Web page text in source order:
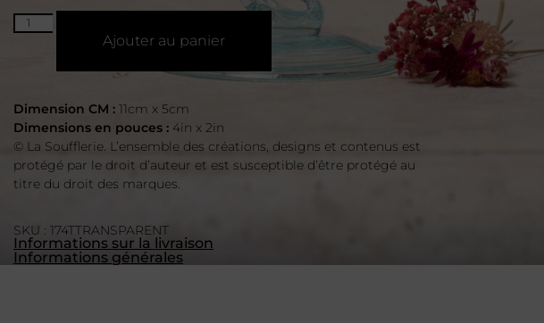
Ajouter au panier
Dimension CM : 11cm x 5cm
Dimensions en pouces : 4in x 2in
© La Soufflerie. L’ensemble des créations, designs et contenus est
protégé par le droit d’auteur et est susceptible d’être protégé au
titre du droit des marques.
SKU : 174TTRANSPARENT
Informations sur la livraison
Informations générales